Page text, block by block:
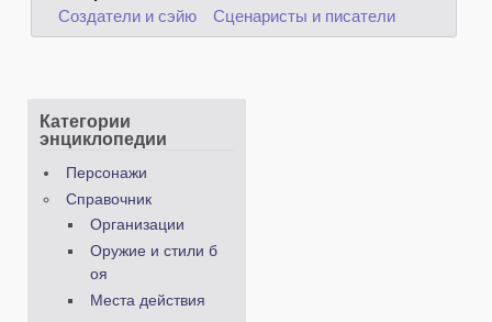
Создатели и сэйю
Сценаристы и писатели
Категории
энциклопедии
Персонажи
Справочник
Организации
Оружие и стили б
оя
Места действия